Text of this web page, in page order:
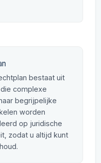
bestaat uit
complexe
begrijpelijke
worden
op juridische
zodat u altijd kunt